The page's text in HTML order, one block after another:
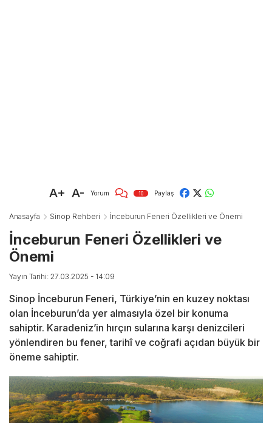
A+ A- Yorum 10 Paylaş
Anasayfa Sinop Rehberi İnceburun Feneri Özellikleri ve Önemi
İnceburun Feneri Özellikleri ve
Önemi
Yayın Tarihi: 27.03.2025 - 14:09
Sinop İnceburun Feneri, Türkiye’nin en kuzey noktası
olan İnceburun’da yer almasıyla özel bir konuma
sahiptir. Karadeniz’in hırçın sularına karşı denizcileri
yönlendiren bu fener, tarihî ve coğrafi açıdan büyük bir
öneme sahiptir.